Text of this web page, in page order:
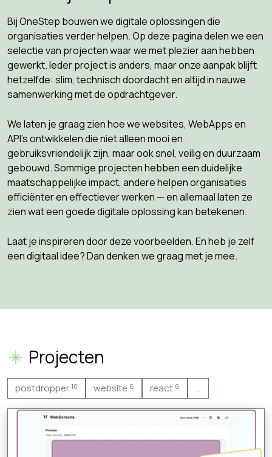
Bij OneStep bouwen we digitale oplossingen die
organisaties verder helpen. Op deze pagina delen we een
selectie van projecten waar we met plezier aan hebben
gewerkt. Ieder project is anders, maar onze aanpak blijft
hetzelfde: slim, technisch doordacht en altijd in nauwe
samenwerking met de opdrachtgever.
We laten je graag zien hoe we websites, WebApps en
API’s ontwikkelen die niet alleen mooi en
gebruiksvriendelijk zijn, maar ook snel, veilig en duurzaam
gebouwd. Sommige projecten hebben een duidelijke
maatschappelijke impact, andere helpen organisaties
efficiënter en effectiever werken — en allemaal laten ze
zien wat een goede digitale oplossing kan betekenen.
Laat je inspireren door deze voorbeelden. En heb je zelf
een digitaal idee? Dan denken we graag met je mee.
Projecten
postdropper 10 website 6 react 6 ...